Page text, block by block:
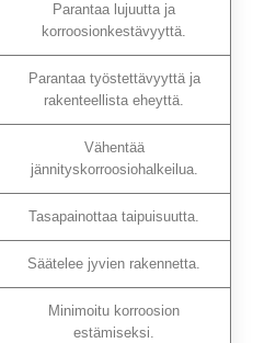
Parantaa lujuutta ja
korroosionkestävyyttä.
Parantaa työstettävyyttä ja
rakenteellista eheyttä.
Vähentää
jännityskorroosiohalkeilua.
Tasapainottaa taipuisuutta.
Säätelee jyvien rakennetta.
Minimoitu korroosion
estämiseksi.